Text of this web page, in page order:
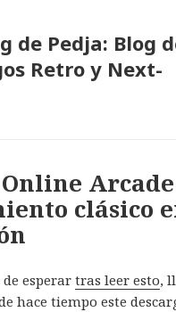
de Pedja: Blog
Retro y Next-
clásico
de esperartras leer esto,
hace tiempo este